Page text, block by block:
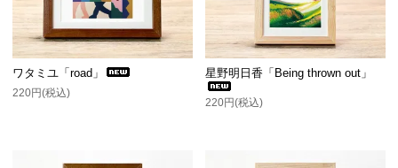
ワタミユ「road」
220円(税込)
星野明日香「Being thrown out」
220円(税込)